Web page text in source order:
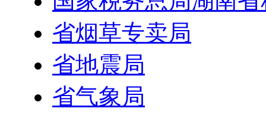
省烟草专卖局
省地震局
省气象局